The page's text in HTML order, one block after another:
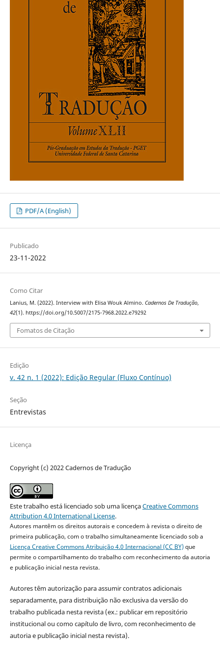
PDF/A (English)
Publicado
23-11-2022
Como Citar
Lanius, M. (2022). Interview with Elisa Wouk Almino. Cadernos De Tradução,
42(1). https://doi.org/10.5007/2175-7968.2022.e79292
Fomatos de Citação
Edição
v. 42 n. 1 (2022): Edição Regular (Fluxo Contínuo)
Seção
Entrevistas
Licença
Copyright (c) 2022 Cadernos de Tradução
Este trabalho está licenciado sob uma licençaCreative Commons
Attribution 4.0 International License.
Autores mantêm os direitos autorais e concedem à revista o direito de
primeira publicação, com o trabalho simultaneamente licenciado sob a
Licença Creative Commons Atribuição 4.0 Internacional (CC BY)que
permite o compartilhamento do trabalho com reconhecimento da autoria
e publicação inicial nesta revista.
Autores têm autorização para assumir contratos adicionais
separadamente, para distribuição não exclusiva da versão do
trabalho publicada nesta revista (ex.: publicar em repositório
institucional ou como capítulo de livro, com reconhecimento de
autoria e publicação inicial nesta revista).